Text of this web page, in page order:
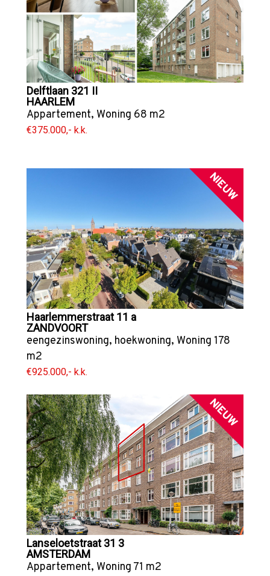
Delftlaan 321 II
HAARLEM
Appartement, Woning 68 m2
€375.000,- k.k.
NIEUW
Haarlemmerstraat 11 a
ZANDVOORT
eengezinswoning, hoekwoning, Woning 178
m2
€925.000,- k.k.
NIEUW
Lanseloetstraat 31 3
AMSTERDAM
Appartement, Woning 71 m2